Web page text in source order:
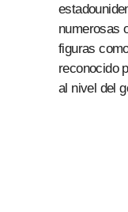
numerosas
figuras
reconocido
al nivel del